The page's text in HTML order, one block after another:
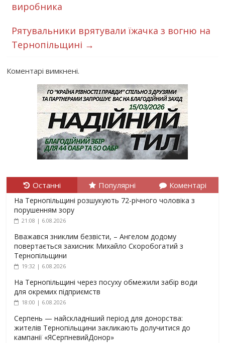
виробника
Рятувальники врятували їжачка з вогню на
Тернопільщині →
Коментарі вимкнені.
Останні Популярні Коментарі
На Тернопільщині розшукують 72-річного чоловіка з
порушенням зору
21:08 | 6.08.2026
Вважався зниклим безвісти, – Ангелом додому
повертається захисник Михайло Скоробогатий з
Тернопільщини
19:32 | 6.08.2026
На Тернопільщині через посуху обмежили забір води
для окремих підприємств
18:00 | 6.08.2026
Серпень — найскладніший період для донорства:
жителів Тернопільщини закликають долучитися до
кампанії «ЯСерпневийДонор»